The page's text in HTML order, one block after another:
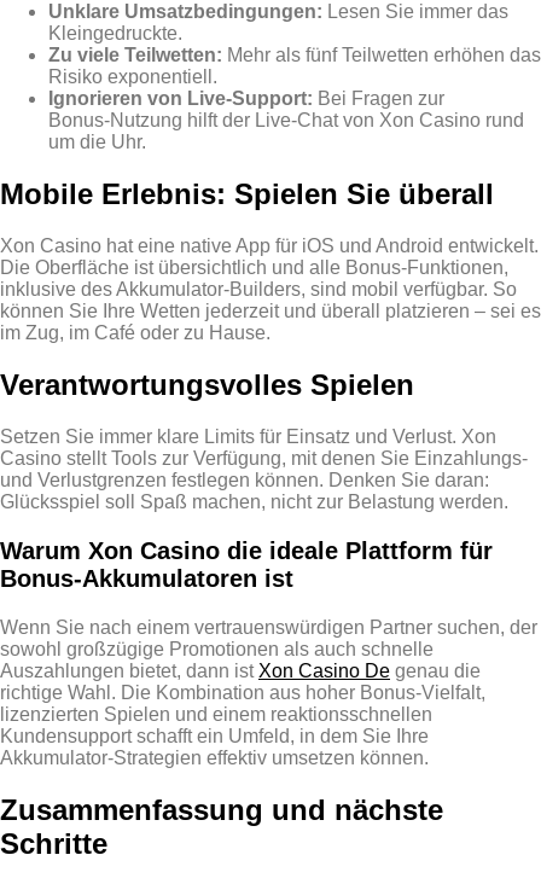
Unklare Umsatzbedingungen: Lesen Sie immer das
Kleingedruckte.
Zu viele Teilwetten: Mehr als fünf Teilwetten erhöhen das
Risiko exponentiell.
Ignorieren von Live‑Support: Bei Fragen zur
Bonus‑Nutzung hilft der Live‑Chat von Xon Casino rund
um die Uhr.
Mobile Erlebnis: Spielen Sie überall
Xon Casino hat eine native App für iOS und Android entwickelt.
Die Oberfläche ist übersichtlich und alle Bonus‑Funktionen,
inklusive des Akkumulator‑Builders, sind mobil verfügbar. So
können Sie Ihre Wetten jederzeit und überall platzieren – sei es
im Zug, im Café oder zu Hause.
Verantwortungsvolles Spielen
Setzen Sie immer klare Limits für Einsatz und Verlust. Xon
Casino stellt Tools zur Verfügung, mit denen Sie Einzahlungs‑
und Verlustgrenzen festlegen können. Denken Sie daran:
Glücksspiel soll Spaß machen, nicht zur Belastung werden.
Warum Xon Casino die ideale Plattform für
Bonus‑Akkumulatoren ist
Wenn Sie nach einem vertrauenswürdigen Partner suchen, der
sowohl großzügige Promotionen als auch schnelle
Auszahlungen bietet, dann ist Xon Casino De genau die
richtige Wahl. Die Kombination aus hoher Bonus‑Vielfalt,
lizenzierten Spielen und einem reaktionsschnellen
Kundensupport schafft ein Umfeld, in dem Sie Ihre
Akkumulator‑Strategien effektiv umsetzen können.
Zusammenfassung und nächste
Schritte